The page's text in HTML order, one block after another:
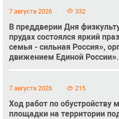
7 августа 2026 332
В преддверии Дня
прудах состоялся яркий
семья - сильная Россия»,
движением Единой России».
7 августа 2026 215
Ход работ по обустройству
площадки на территории